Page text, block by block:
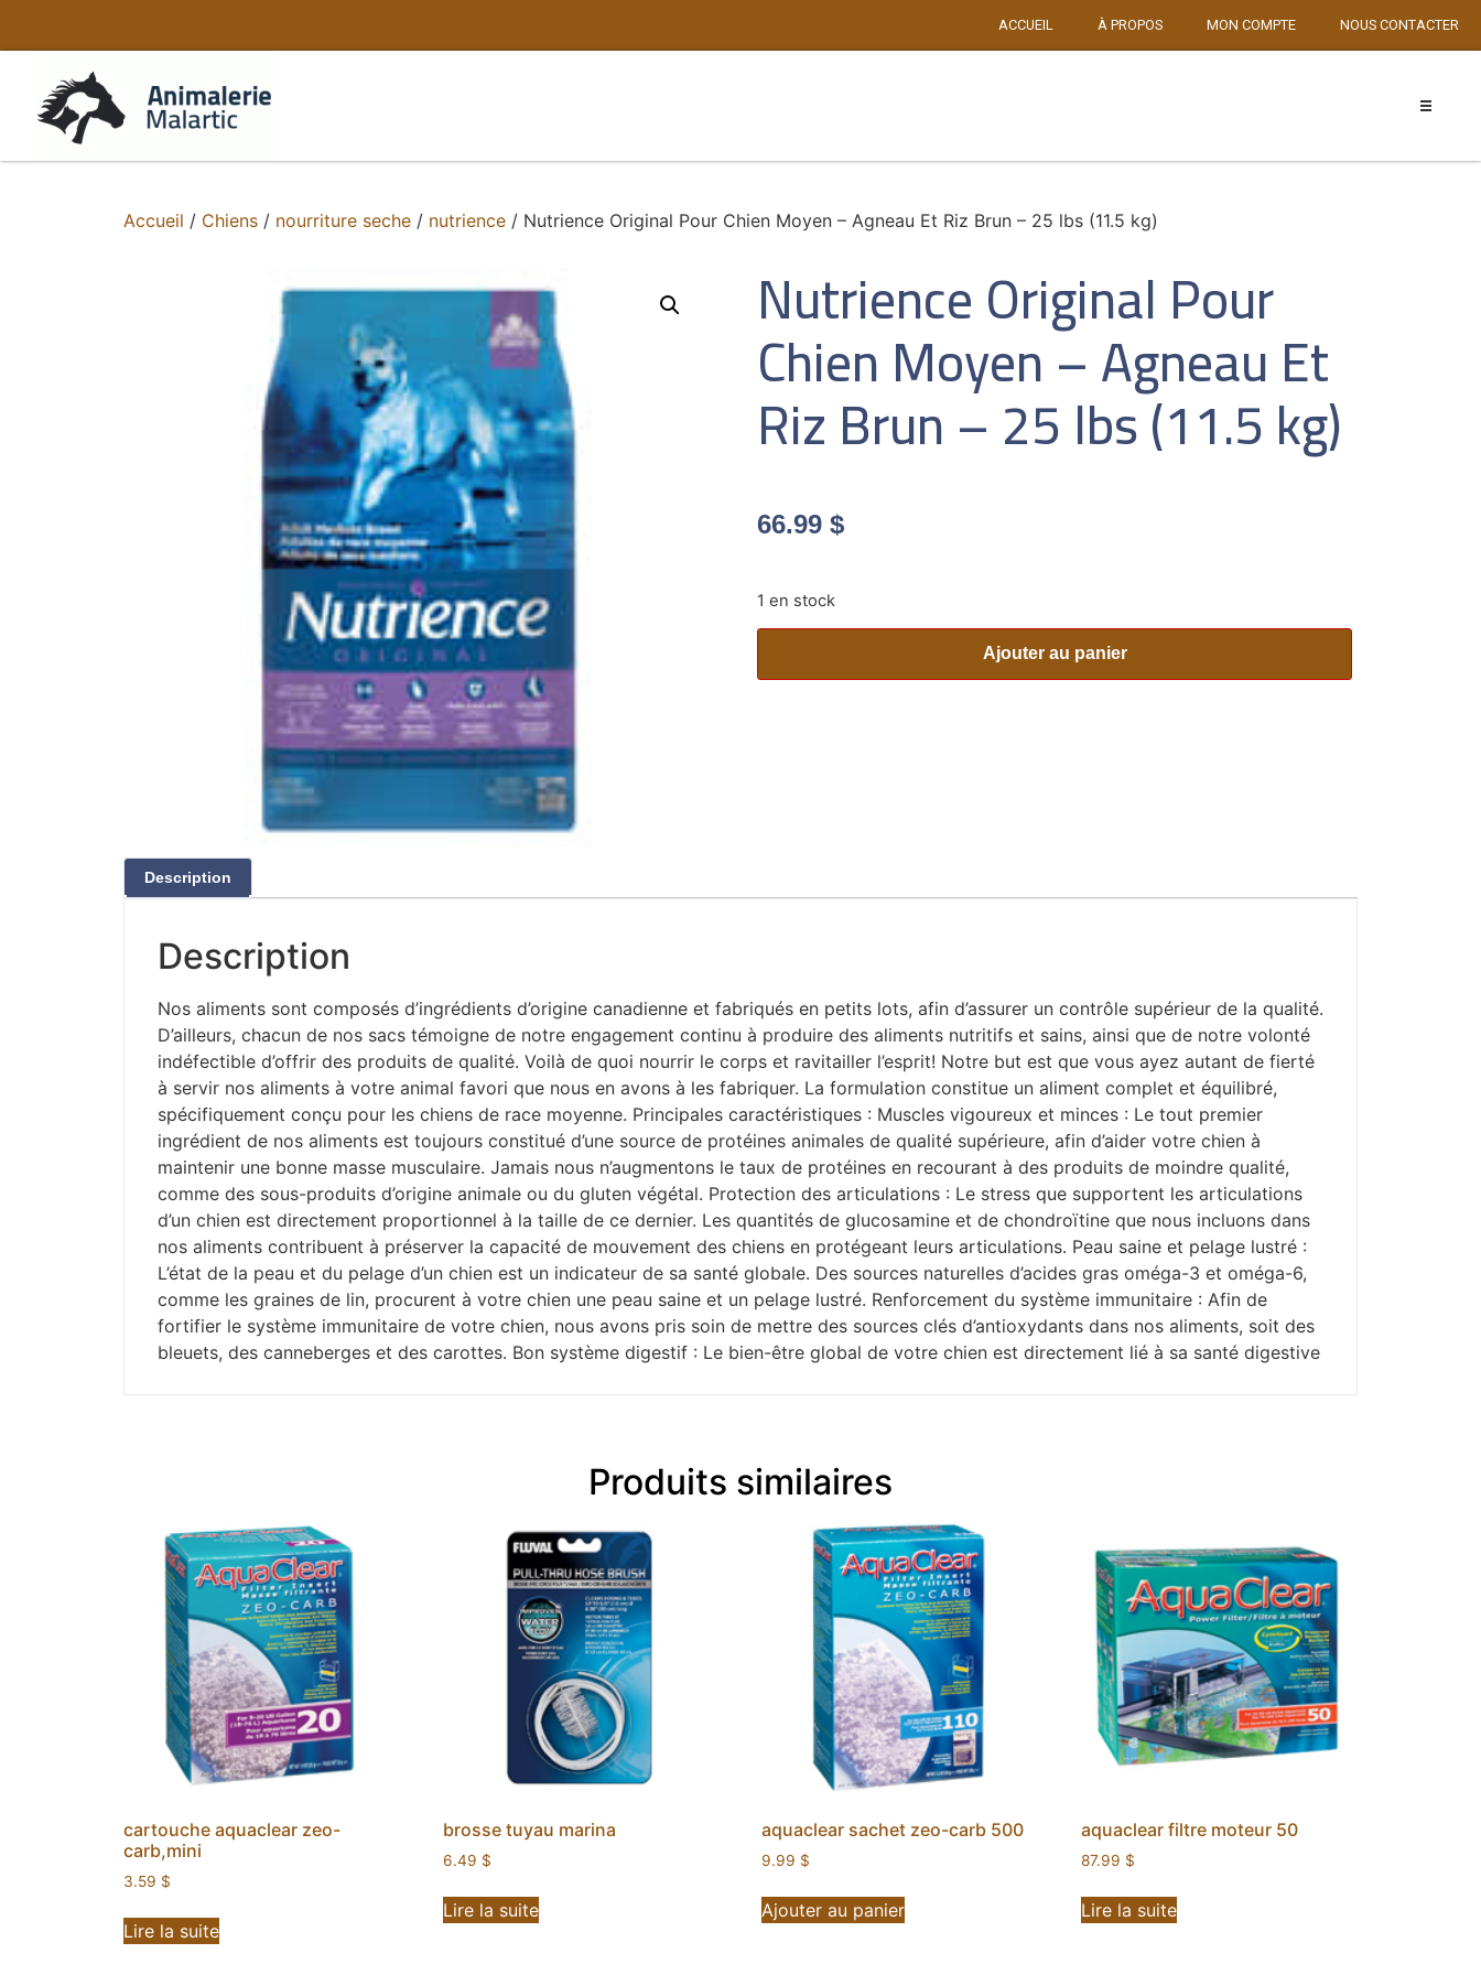
ACCUEIL À PROPOS MON COMPTE NOUS CONTACTER
Accueil / Chiens / nourriture seche / nutrience / Nutrience Original Pour Chien Moyen – Agneau Et Riz Brun – 25 lbs (11.5 kg)
Nutrience Original Pour
Chien Moyen – Agneau Et
Riz Brun – 25 lbs (11.5 kg)
66.99 $
1 en stock
Ajouter au panier
Description
Description
Nos aliments sont composés d’ingrédients d’origine canadienne et fabriqués en petits lots, afin d’assurer un contrôle supérieur de la qualité.
D’ailleurs, chacun de nos sacs témoigne de notre engagement continu à produire des aliments nutritifs et sains, ainsi que de notre volonté
indéfectible d’offrir des produits de qualité. Voilà de quoi nourrir le corps et ravitailler l’esprit! Notre but est que vous ayez autant de fierté
à servir nos aliments à votre animal favori que nous en avons à les fabriquer. La formulation constitue un aliment complet et équilibré,
spécifiquement conçu pour les chiens de race moyenne. Principales caractéristiques : Muscles vigoureux et minces : Le tout premier
ingrédient de nos aliments est toujours constitué d’une source de protéines animales de qualité supérieure, afin d’aider votre chien à
maintenir une bonne masse musculaire. Jamais nous n’augmentons le taux de protéines en recourant à des produits de moindre qualité,
comme des sous-produits d’origine animale ou du gluten végétal. Protection des articulations : Le stress que supportent les articulations
d’un chien est directement proportionnel à la taille de ce dernier. Les quantités de glucosamine et de chondroïtine que nous incluons dans
nos aliments contribuent à préserver la capacité de mouvement des chiens en protégeant leurs articulations. Peau saine et pelage lustré :
L’état de la peau et du pelage d’un chien est un indicateur de sa santé globale. Des sources naturelles d’acides gras oméga-3 et oméga-6,
comme les graines de lin, procurent à votre chien une peau saine et un pelage lustré. Renforcement du système immunitaire : Afin de
fortifier le système immunitaire de votre chien, nous avons pris soin de mettre des sources clés d’antioxydants dans nos aliments, soit des
bleuets, des canneberges et des carottes. Bon système digestif : Le bien-être global de votre chien est directement lié à sa santé digestive
Produits similaires
cartouche aquaclear zeo-
carb,mini
3.59 $
Lire la suite
brosse tuyau marina
6.49 $
Lire la suite
aquaclear sachet zeo-carb 500
9.99 $
Ajouter au panier
aquaclear filtre moteur 50
87.99 $
Lire la suite